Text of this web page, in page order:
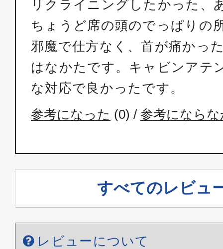
リクライニングしたかった、
ちょうど席の頭のでっぱりの
邪魔で仕方なく、首が痛かっ
はなかたです。キャビンアテ
な対応で良かったです。
参考になった (0) / 参考になら
すべてのレビュ
レビューについて